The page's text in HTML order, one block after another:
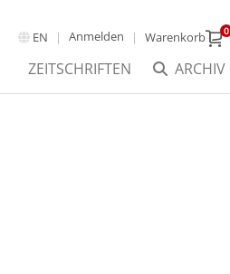
EN Anmelden Warenkorb 0
ARCHIV
ZEITSCHRIFTEN